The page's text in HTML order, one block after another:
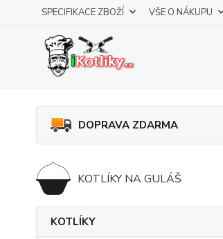
SPECIFIKACE ZBOŽÍ VŠE O NÁKUPU
DOPRAVA ZDARMA
KOTLÍKY NA GULÁŠ
KOTLÍKY